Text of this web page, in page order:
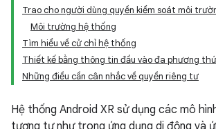
Trao cho người dùng quyền kiểm soát môi
Môi trường hệ thống
Tìm hiểu về cử chỉ hệ thống
Thiết kế bằng thông tin đầu vào đa phương
Những điều cần cân nhắc về quyền riêng tư
Hệ thống Android XR sử dụng các mô
tương tự như trong ứng dụng di động và